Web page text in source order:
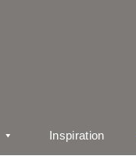
Inspiration